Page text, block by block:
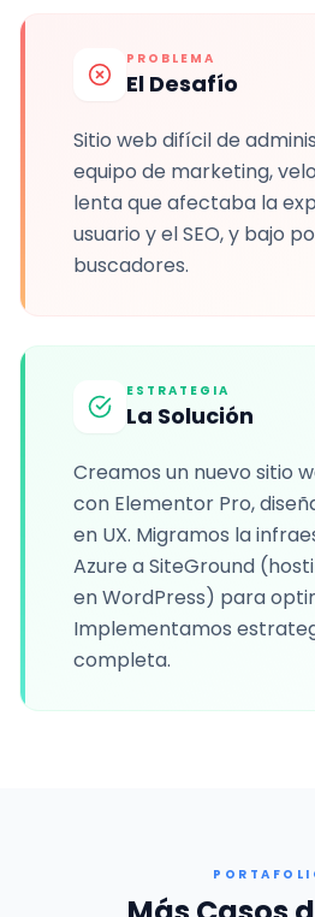
PROBLEMA
El Desafío
Sitio web difícil de
equipo de marketing,
lenta que afectaba la
usuario y el SEO, y bajo
buscadores.
ESTRATEGIA
La Solución
Creamos un nuevo sitio
con Elementor Pro,
en UX. Migramos la
Azure a SiteGround
en WordPress) para
Implementamos
completa.